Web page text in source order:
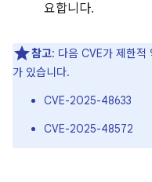
요합니다.
참고: 다음 CVE가 제한적
가 있습니다.
CVE-2025-48633
CVE-2025-48572